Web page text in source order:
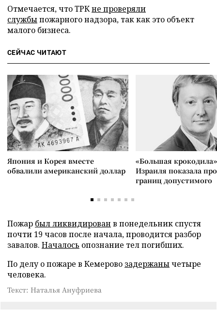
Отмечается, что ТРКне проверяли
службыпожарного надзора, так как это объект
малого бизнеса.
СЕЙЧАС ЧИТАЮТ
Япония и Корея вместе
обвалили американский доллар
«Большая
Израиля показала
границ допустимого
Пожар был ликвидирован в понедельник спустя
почти 19 часов после начала, проводится разбор
завалов. Началось опознание тел погибших.
По делу о пожаре в Кемерово задержанычетыре
человека.
Текст: Наталья Ануфриева